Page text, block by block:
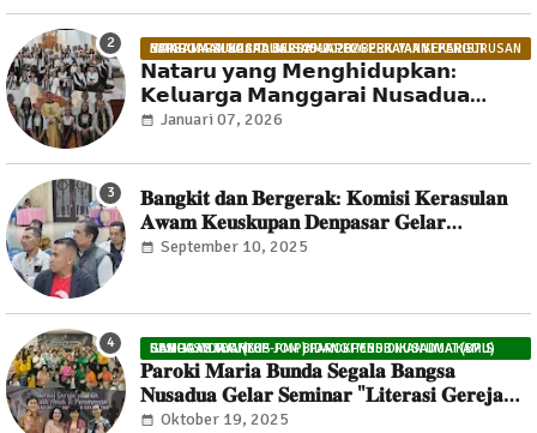
NATARU MANGGARAI NUSADUA 2026 PERAYAAN EKARISTI BERSAMA SUKACITA BERSAMA PEMBERKATAN KEPENGURUSAN MANGGARAI NUSADUA 2025-2028
𝗡𝗮𝘁𝗮𝗿𝘂 𝘆𝗮𝗻𝗴 𝗠𝗲𝗻𝗴𝗵𝗶𝗱𝘂𝗽𝗸𝗮𝗻:
𝗞𝗲𝗹𝘂𝗮𝗿𝗴𝗮 𝗠𝗮𝗻𝗴𝗴𝗮𝗿𝗮𝗶 𝗡𝘂𝘀𝗮𝗱𝘂𝗮
𝗠𝗲𝗿𝗮𝘆𝗮𝗸𝗮𝗻 𝗞𝗲𝗯𝗲𝗿𝘀𝗮𝗺𝗮𝗮𝗻 𝗱𝗮𝗹𝗮𝗺
𝗦𝗲𝗺𝗯𝗲𝗻𝗴 𝗔𝗴𝘂 𝗧𝗶𝘁𝗼𝗻𝗴 𝗞𝗼𝗲𝗴 𝗔𝗺𝗶
Januari 07, 2026
𝐁𝐚𝐧𝐠𝐤𝐢𝐭 𝐝𝐚𝐧 𝐁𝐞𝐫𝐠𝐞𝐫𝐚𝐤: 𝐊𝐨𝐦𝐢𝐬𝐢 𝐊𝐞𝐫𝐚𝐬𝐮𝐥𝐚𝐧
𝐀𝐰𝐚𝐦 𝐊𝐞𝐮𝐬𝐤𝐮𝐩𝐚𝐧 𝐃𝐞𝐧𝐩𝐚𝐬𝐚𝐫 𝐆𝐞𝐥𝐚𝐫
𝐏𝐞𝐦𝐛𝐞𝐤𝐚𝐥𝐚𝐧 𝐏𝐞𝐫𝐝𝐚𝐧𝐚 𝐝𝐢 𝐏𝐚𝐫𝐨𝐤𝐢 𝐌𝐚𝐫𝐢𝐚
September 10, 2025
DAN PASTORAL (KKP-PMP) PAROKI MBSB NUSADUA KAMIS GANGGAS TEOFILUS JOM BIDANG PENDIDIKAN UMAT (BPU) SESILIA WIJAYANTO
𝐏𝐚𝐫𝐨𝐤𝐢 𝐌𝐚𝐫𝐢𝐚 𝐁𝐮𝐧𝐝𝐚 𝐒𝐞𝐠𝐚𝐥𝐚 𝐁𝐚𝐧𝐠𝐬𝐚
𝐍𝐮𝐬𝐚𝐝𝐮𝐚 𝐆𝐞𝐥𝐚𝐫 𝐒𝐞𝐦𝐢𝐧𝐚𝐫 "𝐋𝐢𝐭𝐞𝐫𝐚𝐬𝐢 𝐆𝐞𝐫𝐞𝐣𝐚
𝐊𝐚𝐭𝐨𝐥𝐢𝐤 𝐑𝐚𝐦𝐚𝐡 𝐀𝐧𝐚𝐤 𝐝𝐚𝐧 𝐏𝐞𝐫𝐞𝐦𝐩𝐮𝐚𝐧:
Oktober 19, 2025